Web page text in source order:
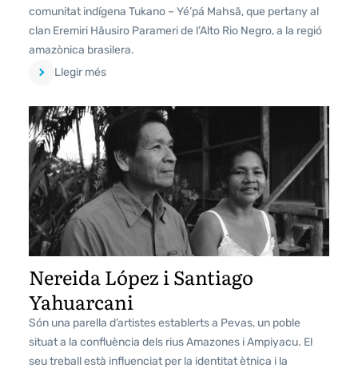
comunitat indígena Tukano – Yé’pá Mahsã, que pertany al
clan Eremiri Hãusiro Parameri de l’Alto Rio Negro, a la regió
amazònica brasilera.
Llegir més
Nereida López i Santiago
Yahuarcani
Són una parella d’artistes establerts a Pevas, un poble
situat a la confluència dels rius Amazones i Ampiyacu. El
seu treball està influenciat per la identitat ètnica i la